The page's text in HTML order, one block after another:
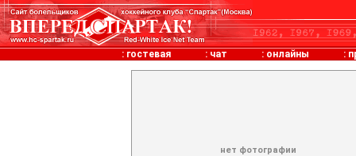
: гостевая : чат : онлайны :
нет фотографии